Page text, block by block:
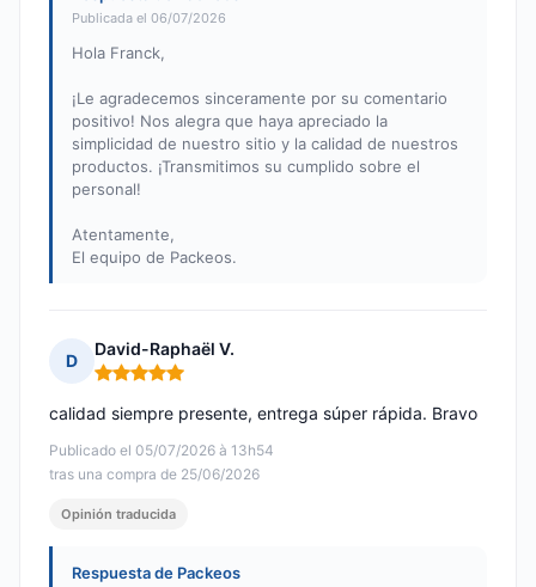
Publicada el 06/07/2026
Hola Franck,
¡Le agradecemos sinceramente por su comentario
positivo! Nos alegra que haya apreciado la
simplicidad de nuestro sitio y la calidad de nuestros
productos. ¡Transmitimos su cumplido sobre el
personal!
Atentamente,
El equipo de Packeos.
D
David-Raphaël V.
Nota: 5 de 5
Publicado el 05/07/2026 à 13h54
tras una compra de 25/06/2026
calidad siempre presente, entrega súper rápida. Bravo
Opinión traducida
Respuesta de Packeos